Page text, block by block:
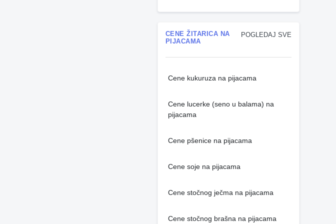
POGLEDAJ SVE
CENE ŽITARICA NA
PIJACAMA
Cene kukuruza na pijacama
Cene lucerke (seno u balama) na
pijacama
Cene pšenice na pijacama
Cene soje na pijacama
Cene stočnog ječma na pijacama
Cene stočnog brašna na pijacama